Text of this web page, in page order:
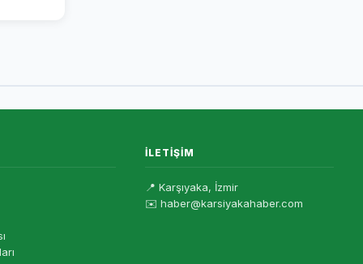
İLETIŞIM
📍 Karşıyaka, İzmir
✉️ haber@karsiyakahaber.com